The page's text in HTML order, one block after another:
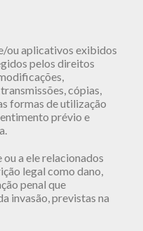
ou aplicativos exibidos
pelos direitos
cópias,
formas de utilização
prévio e
a ele relacionados
legal como dano,
penal que
invasão, previstas na